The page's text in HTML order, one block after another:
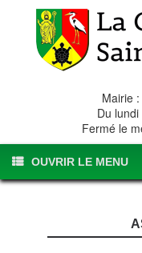
Mairie :
Du
Fermé le
OUVRIR LE MENU